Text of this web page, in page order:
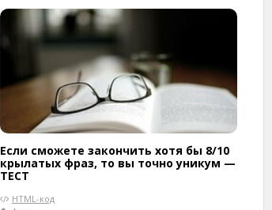
Если сможете закончить хотя бы 8/10
крылатых фраз, то вы точно уникум —
ТЕСТ
HTML-код